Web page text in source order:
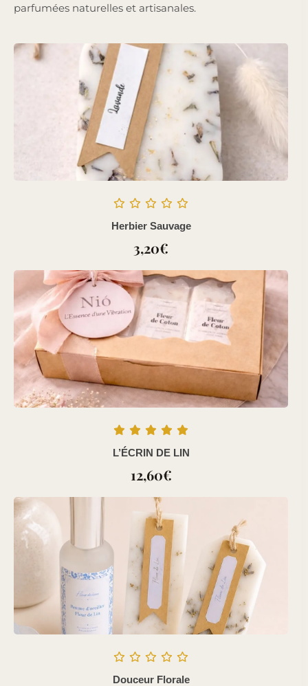
parfumées naturelles et artisanales.
Herbier Sauvage
3,20€
L’ÉCRIN DE LIN
12,60€
Douceur Florale